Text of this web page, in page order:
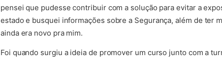
pensei que pudesse contribuir com a solução para evitar a
estado e busquei informações sobre a Segurança, além de ter
ainda era novo pra mim.
Foi quando surgiu a ideia de promover um curso junto com a